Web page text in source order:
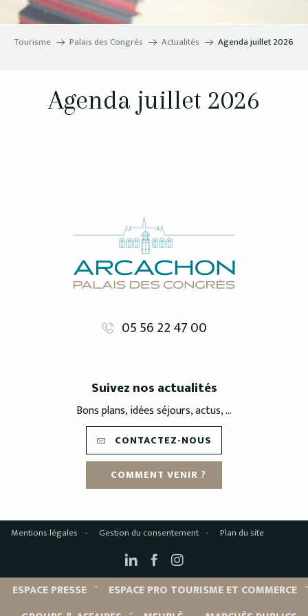
Tourisme Palais des Congrès Actualités Agenda juillet 2026
Agenda juillet 2026
05 56 22 47 00
Suivez nos actualités
Bons plans, idées séjours, actus, ...
CONTACTEZ-NOUS
COMMENT VENIR ?
Mentions légales Gestion du consentement Plan du site
ESPACE PRESSE
ESPACE PRO TOURISME ET COMMERCE